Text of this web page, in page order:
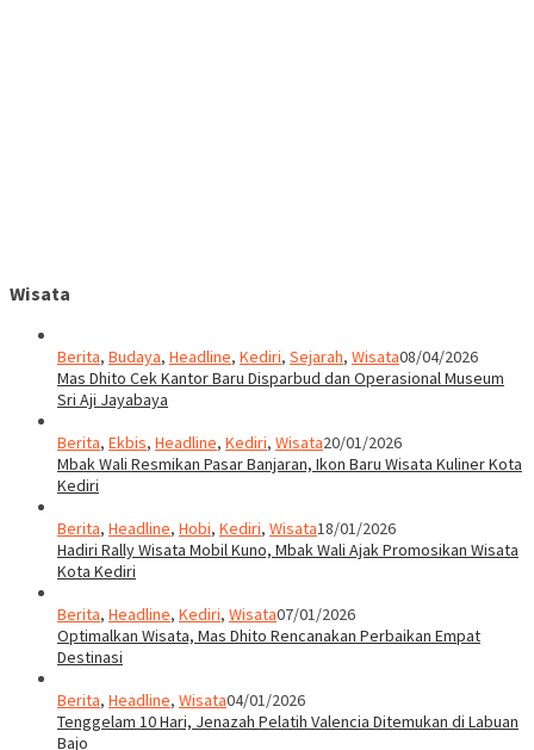
Wisata
Berita, Budaya, Headline, Kediri, Sejarah, Wisata08/04/2026
Mas Dhito Cek Kantor Baru Disparbud dan Operasional Museum
Sri Aji Jayabaya
Berita, Ekbis, Headline, Kediri, Wisata20/01/2026
Mbak Wali Resmikan Pasar Banjaran, Ikon Baru Wisata Kuliner Kota
Kediri
Berita, Headline, Hobi, Kediri, Wisata18/01/2026
Hadiri Rally Wisata Mobil Kuno, Mbak Wali Ajak Promosikan Wisata
Kota Kediri
Berita, Headline, Kediri, Wisata07/01/2026
Optimalkan Wisata, Mas Dhito Rencanakan Perbaikan Empat
Destinasi
Berita, Headline, Wisata04/01/2026
Tenggelam 10 Hari, Jenazah Pelatih Valencia Ditemukan di Labuan
Bajo